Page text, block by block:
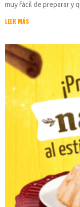
muy fácil de preparar y
LEER MÁS